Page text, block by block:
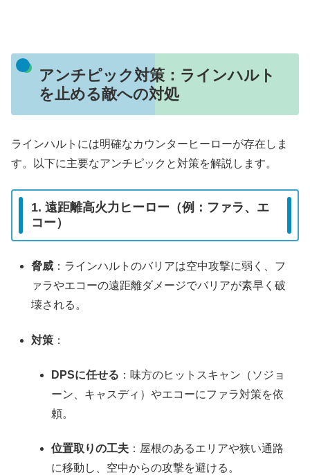
アンチピック対策：ラインハルト
を止める敵への対処
ラインハルトには明確なカウンターヒーローが存在しま
す。以下に主要なアンチピックと対策を解説します。
1. 遠距離高火力ヒーロー（例：ファラ、エ
コー）
脅威 ：ラインハルトのバリアは空中攻撃に弱く、フ
ァラやエコーの遠距離ダメージでバリアが素早く破
壊される。
対策 ：
DPSに任せる ：味方のヒットスキャン（ソジョ
ーン、キャスディ）やエコーにファラ対策を依
頼。
位置取りの工夫 ：屋根のあるエリアや狭い通路
に移動し、空中からの攻撃を避ける。